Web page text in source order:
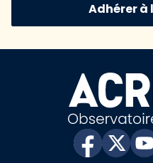
Adhérer